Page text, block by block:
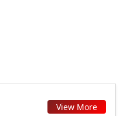
View More